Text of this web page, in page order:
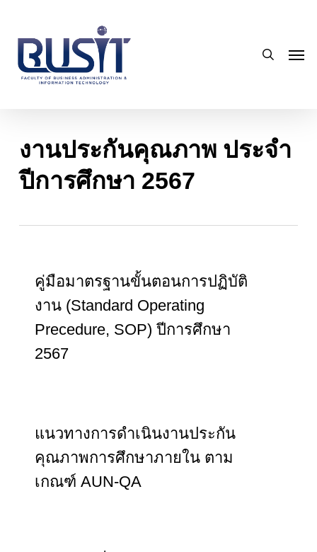
main
content
งานประกันคุณภาพ ประจำ
ปีการศึกษา 2567
คู่มือมาตรฐานขั้นตอนการปฏิบัติ
งาน (Standard Operating
Precedure, SOP) ปีการศึกษา
2567
แนวทางการดำเนินงานประกัน
คุณภาพการศึกษาภายใน ตาม
เกณฑ์ AUN-QA